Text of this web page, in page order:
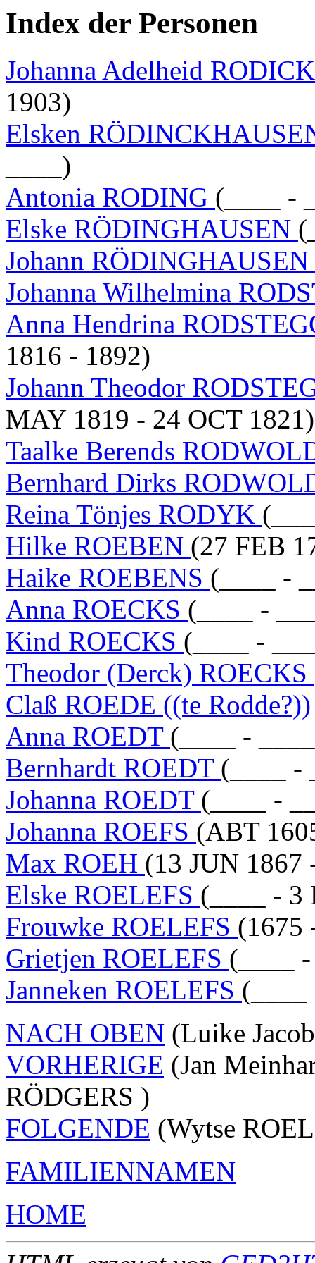
Index der Personen
Johanna Adelheid
1903)
Elsken
____)
Antonia RODING (____ -
Elske RÖDINGHAUSEN
Johann RÖDINGHAUSEN
Johanna Wilhelmina
Anna Hendrina
1816 - 1892)
Johann Theodor
MAY 1819 - 24 OCT 1821)
Taalke Berends
Bernhard Dirks
Reina Tönjes RODYK
Hilke ROEBEN (27 FEB
Haike ROEBENS (____ -
Anna ROECKS (____ -
Kind ROECKS (____ -
Theodor (Derck) ROECKS
Claß ROEDE ((te Rodde?))
Anna ROEDT (____ -
Bernhardt ROEDT (____ -
Johanna ROEDT (____ -
Johanna ROEFS (ABT
Max ROEH (13 JUN 1867
Elske ROELEFS (____ - 3
Frouwke ROELEFS (1675
Grietjen ROELEFS (____
Janneken ROELEFS (____
NACH OBEN (Luike
VORHERIGE (Jan
RÖDGERS )
FOLGENDE (Wytse
FAMILIENNAMEN
HOME